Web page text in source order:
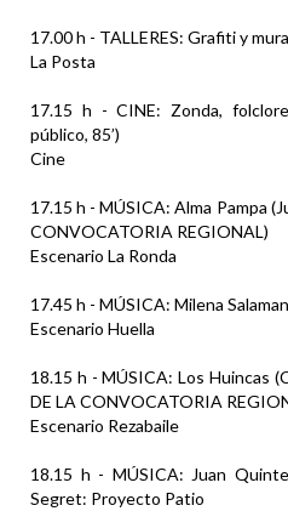
17.00 h - TALLERES: Grafiti y
La Posta
17.15 h - CINE: Zonda,
público, 85’)
Cine
17.15 h - MÚSICA: Alma Pampa
CONVOCATORIA REGIONAL)
Escenario La Ronda
17.45 h - MÚSICA: Milena
Escenario Huella
18.15 h - MÚSICA: Los Huincas
DE LA CONVOCATORIA
Escenario Rezabaile
18.15 h - MÚSICA: Juan
Segret: Proyecto Patio